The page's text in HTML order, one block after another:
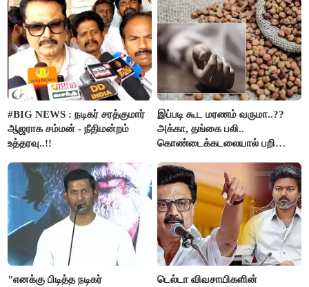
கைது..!!
#BIG NEWS : நடிகர் சரத்குமார்
ஆஜராக சம்மன் - நீதிமன்றம்
உத்தரவு..!!
இப்படி கூட மரணம் வருமா..??
அக்கா, தங்கை பலி..
கொண்டைக்கடலையால் பறிபோன
"எனக்கு பிடித்த நடிகர்
டெல்டா விவசாயிகளின்